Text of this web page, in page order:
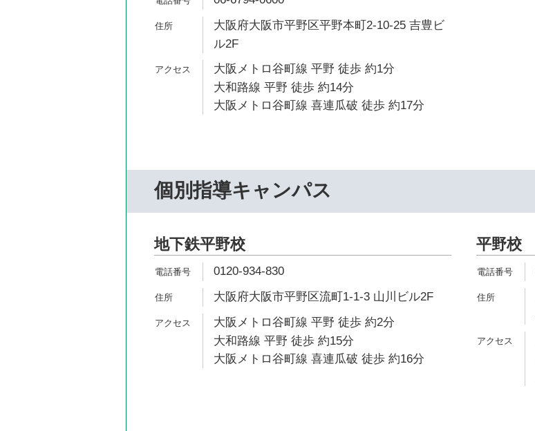
大阪府大阪市平野区平野本町2-10-25 吉豊ビ
ル2F
大阪メトロ谷町線 平野 徒歩 約1分
大和路線 平野 徒歩 約14分
大阪メトロ谷町線 喜連瓜破 徒歩 約17分
個別指導キャンパス
地下鉄平野校
0120-934-830
大阪府大阪市平野区流町1-1-3 山川ビル2F
大阪メトロ谷町線 平野 徒歩 約2分
大和路線 平野 徒歩 約15分
大阪メトロ谷町線 喜連瓜破 徒歩 約16分
平野校